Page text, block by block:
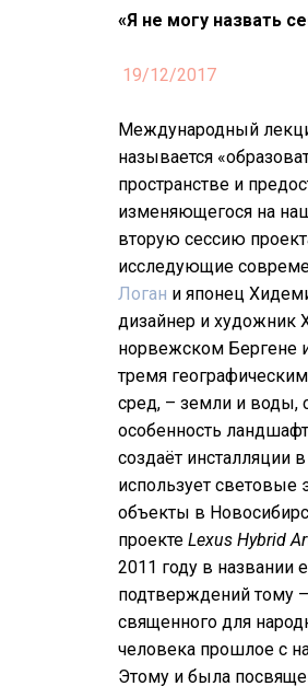
«Я не могу назвать
19/12/2017
Международный
называется
пространстве и
изменяющегося на
вторую сессию
исследующие
Логан и японец
дизайнер и художник
норвежском Бергене
тремя
сред, – земли и воды,
особенность
создаёт инсталляции
использует
объекты в
проекте Lexus Hybrid
2011 году в названии
подтверждений тому
священного для
человека прошлое с
Этому и была